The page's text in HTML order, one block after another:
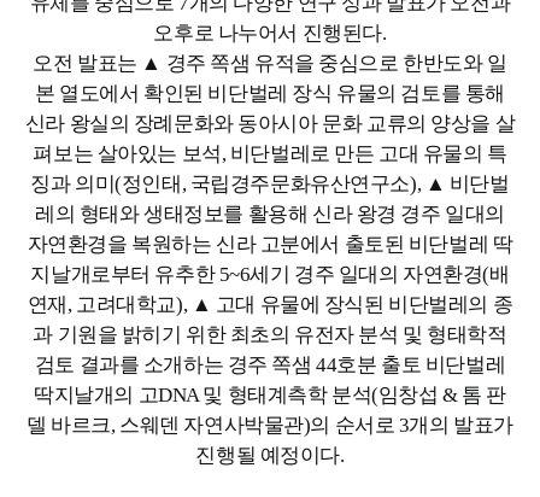
오후로 나누어서 진행된다.
오전 발표는 ▲ 경주 쪽샘 유적을 중심으로 한반도와 일
본 열도에서 확인된 비단벌레 장식 유물의 검토를 통해
신라 왕실의 장례문화와 동아시아 문화 교류의 양상을 살
펴보는 살아있는 보석, 비단벌레로 만든 고대 유물의 특
징과 의미(정인태, 국립경주문화유산연구소), ▲ 비단벌
레의 형태와 생태정보를 활용해 신라 왕경 경주 일대의
자연환경을 복원하는 신라 고분에서 출토된 비단벌레 딱
지날개로부터 유추한 5~6세기 경주 일대의 자연환경(배
연재, 고려대학교), ▲ 고대 유물에 장식된 비단벌레의 종
과 기원을 밝히기 위한 최초의 유전자 분석 및 형태학적
검토 결과를 소개하는 경주 쪽샘 44호분 출토 비단벌레
딱지날개의 고DNA 및 형태계측학 분석(임창섭 & 톰 판
델 바르크, 스웨덴 자연사박물관)의 순서로 3개의 발표가
진행될 예정이다.